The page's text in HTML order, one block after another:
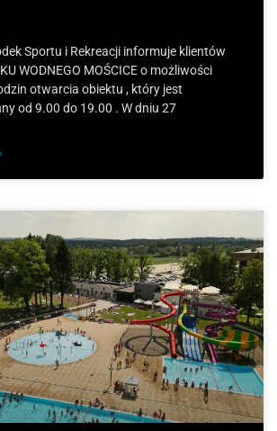
Sportu i Rekreacji informuje klientów
WODNEGO MOŚCICE o możliwości
otwarcia obiektu , który jest
od 9.00 do 19.00 . W dniu 27